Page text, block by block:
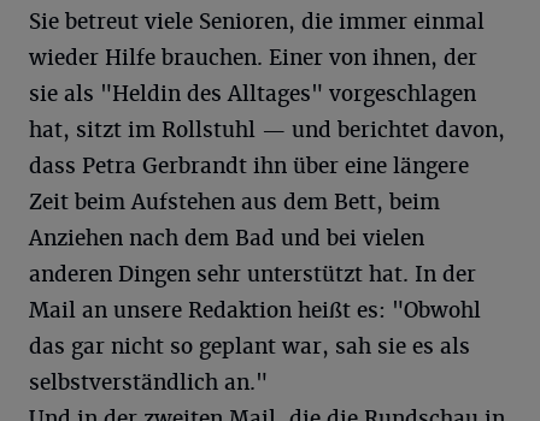
Sie betreut viele Senioren, die immer einmal
wieder Hilfe brauchen. Einer von ihnen, der
sie als "Heldin des Alltages" vorgeschlagen
hat, sitzt im Rollstuhl — und berichtet davon,
dass Petra Gerbrandt ihn über eine längere
Zeit beim Aufstehen aus dem Bett, beim
Anziehen nach dem Bad und bei vielen
anderen Dingen sehr unterstützt hat. In der
Mail an unsere Redaktion heißt es: "Obwohl
das gar nicht so geplant war, sah sie es als
selbstverständlich an."